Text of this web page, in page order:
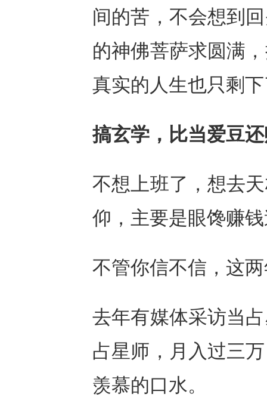
间的苦，不会想到
的神佛菩萨求圆满
真实的人生也只剩
搞玄学，比当爱豆
不想上班了，想去
仰，主要是眼馋赚
不管你信不信，这
去年有媒体采访当
占星师，月入过三
羡慕的口水。